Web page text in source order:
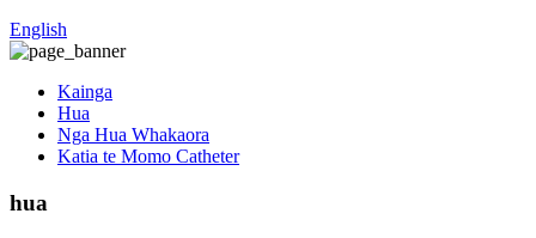
English
Kainga
Hua
Nga Hua Whakaora
Katia te Momo Catheter
hua